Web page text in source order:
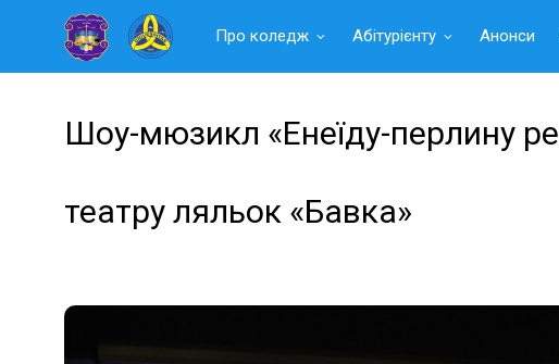
Читать
Про коледж Абітурієнту Анонси
Шоу-мюзикл «Енеїду-перлину
театру ляльок «Бавка»